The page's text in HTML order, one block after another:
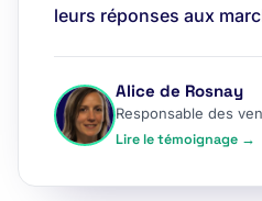
leurs réponses aux
Alice de Rosnay
Lire le témoignage →